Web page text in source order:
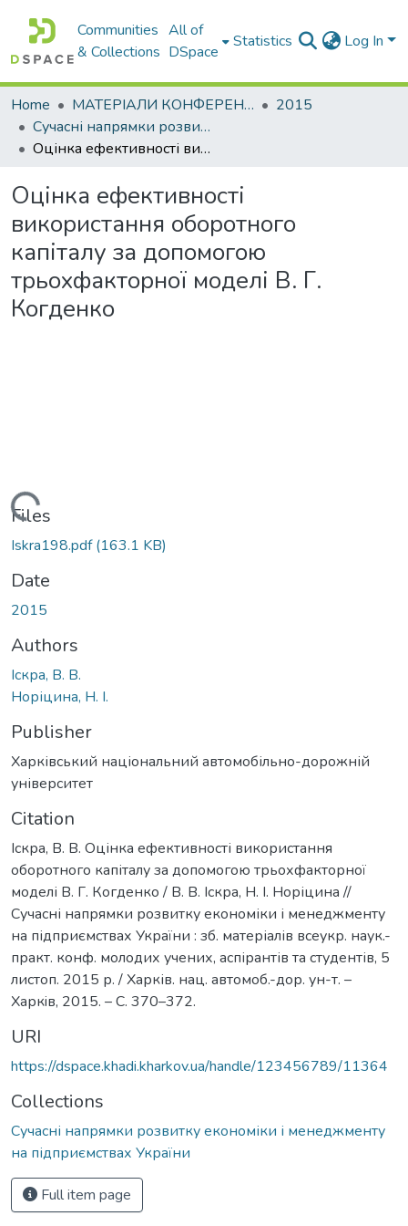
Communities
& Collections
All of
DSpace
Statistics Log In
Home МАТЕРІАЛИ КОНФЕРЕНЦІЙ
2015
Сучасні напрямки розвитку економіки і менеджменту на підприємствах України
Оцінка ефективності використання оборотного капіталу за допомогою трьохфакторної моделі В. Г. Когденко
Оцінка ефективності
використання оборотного
капіталу за допомогою
трьохфакторної моделі В. Г.
Когденко
Loading...
Files
Iskra198.pdf(163.1 KB)
Date
2015
Authors
Іскра, В. В.
Норіцина, Н. І.
Publisher
Харківський національний автомобільно-дорожній
університет
Citation
Іскра, В. В. Оцінка ефективності використання
оборотного капіталу за допомогою трьохфакторної
моделі В. Г. Когденко / В. В. Іскра, Н. І. Норіцина //
Сучасні напрямки розвитку економіки і менеджменту
на підприємствах України : зб. матеріалів всеукр. наук.-
практ. конф. молодих учених, аспірантів та студентів, 5
листоп. 2015 р. / Харків. нац. автомоб.-дор. ун-т. –
Харкiв, 2015. – С. 370–372.
URI
https://dspace.khadi.kharkov.ua/handle/123456789/11364
Collections
Сучасні напрямки розвитку економіки і менеджменту
на підприємствах України
Full item page